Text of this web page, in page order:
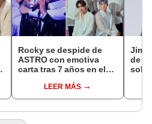
Rocky se despide de
ASTRO con emotiva
carta tras 7 años en el
LEER MÁS
de